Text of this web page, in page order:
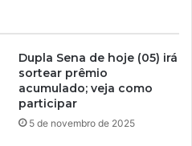
Dupla Sena de hoje (05) irá
sortear prêmio
acumulado; veja como
participar
5 de novembro de 2025